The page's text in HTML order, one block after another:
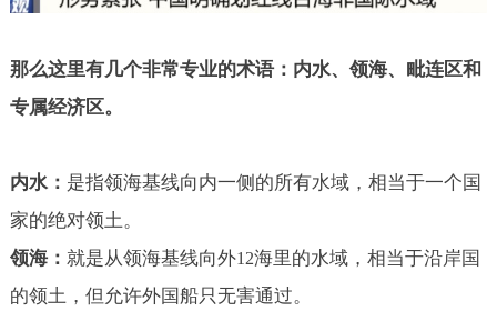
那么这里有几个非常专业的术语：内水、领海、毗连区和
专属经济区。
内水： 是指领海基线向内一侧的所有水域，相当于一个国
家的绝对领土。
领海： 就是从领海基线向外12海里的水域，相当于沿岸国
的领土，但允许外国船只无害通过。